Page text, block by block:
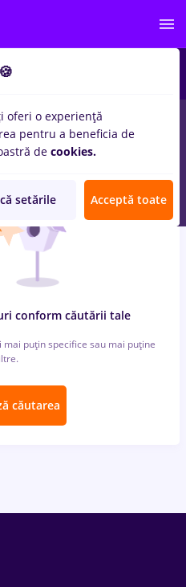
timeinTimisoara
IT / Telecom
conform căutării tale
puțin specifice sau mai puține
căutarea
oferi o experiență
pentru a beneficia de
de cookies.
setările Acceptă toate